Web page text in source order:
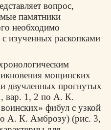
вопрос,
памятники
необходимо
с изученных раскопками
мощинских
двучленных прогнутых
вар. 1, 2 по А. К.
фибул с узкой
А. К. Амброзу) (рис. 3,